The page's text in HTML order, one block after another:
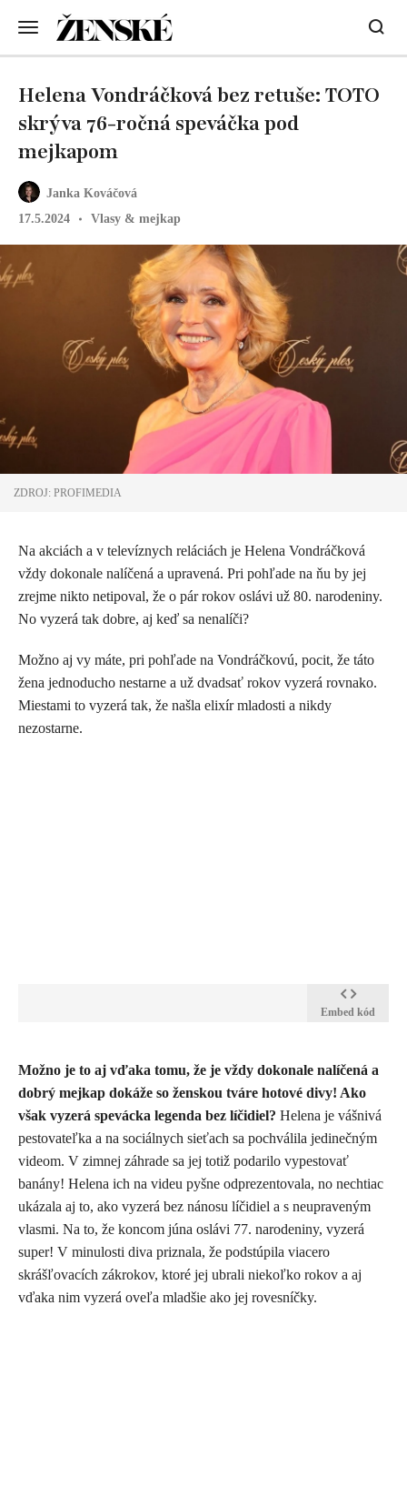
Janka Kováčová
17.5.2024
Vlasy & mejkap
Helena Vondráčková bez retuše: TOTO
skrýva 76-ročná speváčka pod
mejkapom
ZDROJ: PROFIMEDIA
Na akciách a v televíznych reláciách je Helena Vondráčková
vždy dokonale nalíčená a upravená. Pri pohľade na ňu by jej
zrejme nikto netipoval, že o pár rokov oslávi už 80. narodeniny.
No vyzerá tak dobre, aj keď sa nenalíči?
Možno aj vy máte, pri pohľade na Vondráčkovú, pocit, že táto
žena jednoducho nestarne a už dvadsať rokov vyzerá rovnako.
Miestami to vyzerá tak, že našla elixír mladosti a nikdy
nezostarne.
Embed kód
​Možno je to aj vďaka tomu, že je vždy dokonale nalíčená a
dobrý mejkap dokáže so ženskou tváre hotové divy! Ako
však vyzerá spevácka legenda bez líčidiel? Helena je vášnivá
pestovateľka a na sociálnych sieťach sa pochválila jedinečným
videom. V zimnej záhrade sa jej totiž podarilo vypestovať
banány! Helena ich na videu pyšne odprezentovala, no nechtiac
ukázala aj to, ako vyzerá bez nánosu líčidiel a s neupraveným
vlasmi. Na to, že koncom júna oslávi 77. narodeniny, vyzerá
super! V minulosti diva priznala, že podstúpila viacero
skrášľovacích zákrokov, ktoré jej ubrali niekoľko rokov a aj
vďaka nim vyzerá oveľa mladšie ako jej rovesníčky.